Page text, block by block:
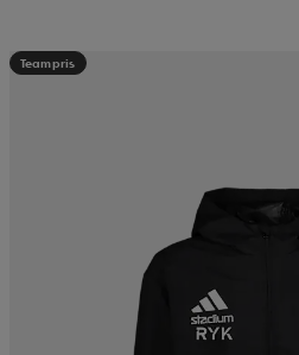
Teampris